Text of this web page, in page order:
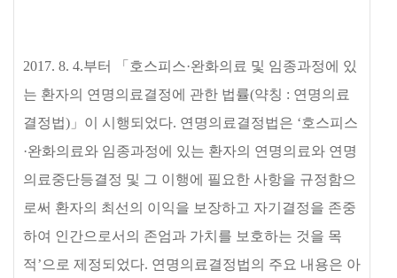
2017. 8. 4.부터 「 호스피스·완화의료 및 임종과정에 있
는 환자의 연명의료결정에 관한 법률(약칭 : 연명의료
결정법) 」 이 시행되었다. 연명의료결정법은 ‘호스피스
·완화의료와 임종과정에 있는 환자의 연명의료와 연명
의료중단등결정 및 그 이행에 필요한 사항을 규정함으
로써 환자의 최선의 이익을 보장하고 자기결정을 존중
하여 인간으로서의 존엄과 가치를 보호하는 것을 목
적’으로 제정되었다. 연명의료결정법의 주요 내용은 아